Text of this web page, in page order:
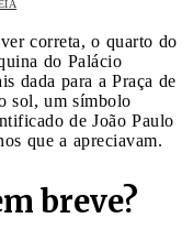
correta, o quarto do
do Palácio
dada para a Praça de
sol, um símbolo
de João Paulo
que a apreciavam.
breve?